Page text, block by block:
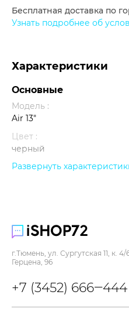
Бесплатная доставка по
Узнать подробнее об
Характеристики
Основные
Модель :
Air 13"
Цвет :
черный
Прочее
Развернуть
+7 (3452) 666‒444
г.Тюмень, ул. Сургутская 11, к.
Герцена, 96